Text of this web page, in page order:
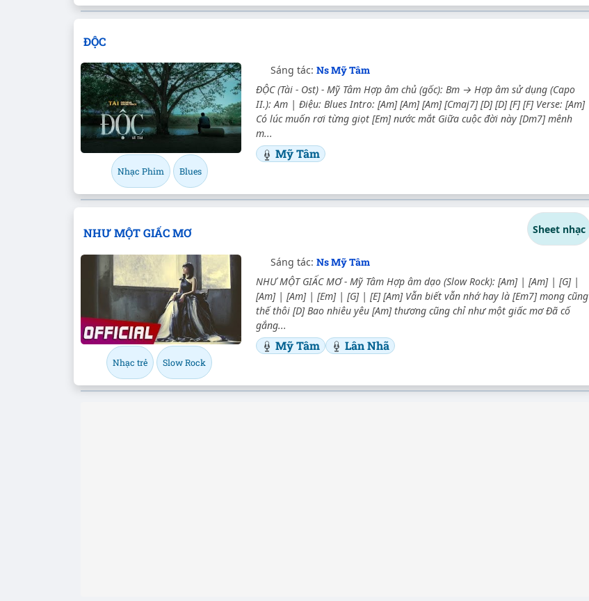
ĐỘC
Nhạc Phim Blues
Sáng tác: Ns Mỹ Tâm
ĐỘC (Tài - Ost) - Mỹ Tâm Hợp âm chủ (gốc): Bm → Hợp âm sử dụng (Capo
II.): Am | Điệu: Blues Intro: [Am] [Am] [Am] [Cmaj7] [D] [D] [F] [F] Verse: [Am]
Có lúc muốn rơi từng giọt [Em] nước mắt Giữa cuộc đời này [Dm7] mênh
m...
Mỹ Tâm
NHƯ MỘT GIẤC MƠ Sheet nhạc
Nhạc trẻ Slow Rock
Sáng tác: Ns Mỹ Tâm
NHƯ MỘT GIẤC MƠ - Mỹ Tâm Hợp âm dạo (Slow Rock): [Am] | [Am] | [G] |
[Am] | [Am] | [Em] | [G] | [E] [Am] Vẫn biết vẫn nhớ hay là [Em7] mong cũng
thế thôi [D] Bao nhiêu yêu [Am] thương cũng chỉ như một giấc mơ Đã cố
gắng...
Mỹ Tâm Lân Nhã